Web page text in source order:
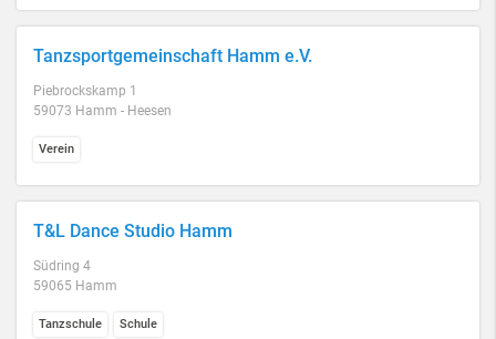
Tanzsportgemeinschaft Hamm e.V.
Piebrockskamp 1
59073 Hamm - Heesen
Verein
T&L Dance Studio Hamm
Südring 4
59065 Hamm
Tanzschule Schule